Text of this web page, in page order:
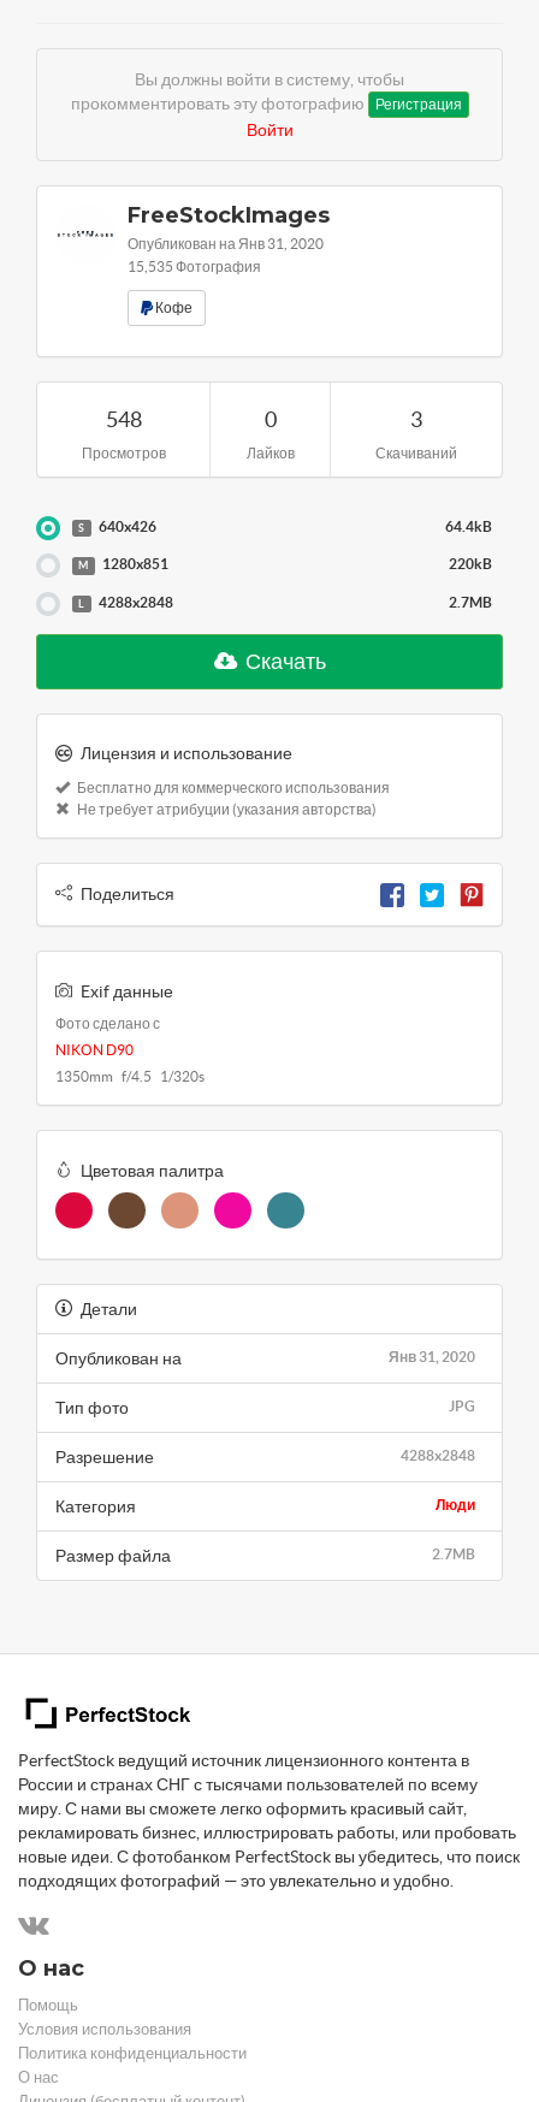
Вы должны войти в систему, чтобы
прокомментировать эту фотографию
Регистрация
Войти
FreeStockImages
Опубликован на Янв 31, 2020
15,535 Фотография
Кофе
548
Просмотров
0
Лайков
3
Скачиваний
S 640x426 64.4kB
M 1280x851 220kB
4288x2848 2.7MB
Скачать
Лицензия и использование
Бесплатно для коммерческого использования
Не требует атрибуции (указания авторства)
Поделиться
Exif данные
Фото сделано с
NIKON D90
1350mm f/4.5 1/320s
Цветовая палитра
Детали
Янв 31, 2020
Опубликован на
JPG
Тип фото
4288x2848
Разрешение
Люди
Категория
2.7MB
Размер файла
PerfectStock ведущий источник лицензионного контента в
России и странах СНГ с тысячами пользователей по всему
миру. С нами вы сможете легко оформить красивый сайт,
рекламировать бизнес, иллюстрировать работы, или пробовать
новые идеи. С фотобанком PerfectStock вы убедитесь, что поиск
подходящих фотографий — это увлекательно и удобно.
О нас
Помощь
Условия использования
Политика конфиденциальности
О нас